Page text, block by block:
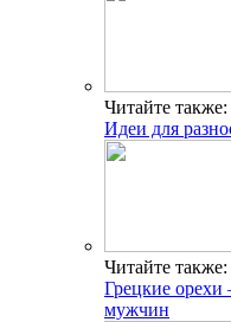
Читайте также:
Идеи для
Читайте также:
Грецкие орехи
мужчин